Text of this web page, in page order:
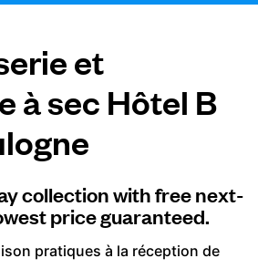
nous
et
à sec Hôtel B
collection with free next-
price guaranteed.
pratiques à la réception de